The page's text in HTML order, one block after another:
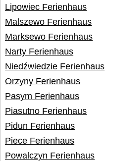
Lipowiec Ferienhaus
Malszewo Ferienhaus
Marksewo Ferienhaus
Narty Ferienhaus
Niedźwiedzie Ferienhaus
Orzyny Ferienhaus
Pasym Ferienhaus
Piasutno Ferienhaus
Pidun Ferienhaus
Piece Ferienhaus
Powalczyn Ferienhaus